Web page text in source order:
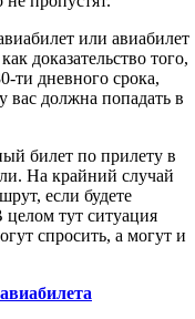
или авиабилет
доказательство того,
ти дневного срока,
вас должна попадать в
билет по прилету в
На крайний случай
если будете
целом тут ситуация
спросить, а могут и